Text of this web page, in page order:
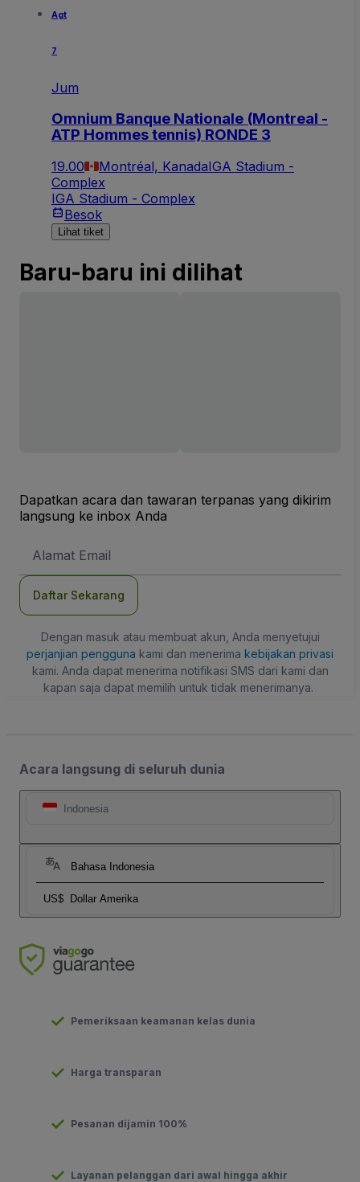
Agt
7
Jum
Omnium Banque Nationale (Montreal -
ATP Hommes tennis) RONDE 3
19.00 Montréal, KanadaIGA Stadium -
Complex
IGA Stadium - Complex
Besok
Lihat tiket
Baru-baru ini dilihat
Dapatkan acara dan tawaran terpanas yang dikirim
langsung ke inbox Anda
Email
Daftar Sekarang
Dengan masuk atau membuat akun, Anda menyetujui
perjanjian pengguna kami dan menerima kebijakan privasi
kami. Anda dapat menerima notifikasi SMS dari kami dan
kapan saja dapat memilih untuk tidak menerimanya.
Acara langsung di seluruh dunia
Indonesia
Bahasa Indonesia
US$ Dollar Amerika
Pemeriksaan keamanan kelas dunia
Harga transparan
Pesanan dijamin 100%
Layanan pelanggan dari awal hingga akhir